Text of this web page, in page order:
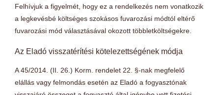
Felhívjuk a figyelmét, hogy ez a rendelkezés nem vonatkozik
a legkevésbé költséges szokásos fuvarozási módtól eltérő
fuvarozási mód választásával okozott többletköltségekre.
Az Eladó visszatérítési kötelezettségének módja
A 45/2014. (II. 26.) Korm. rendelet 22. §-nak megfelelő
elállás vagy felmondás esetén az Eladó a fogyasztónak